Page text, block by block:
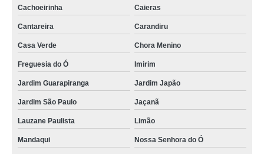
Cachoeirinha Caieras
Cantareira Carandiru
Casa Verde Chora Menino
Freguesia do Ó Imirim
Jardim Guarapiranga Jardim Japão
Jardim São Paulo Jaçanã
Lauzane Paulista Limão
Mandaqui Nossa Senhora do Ó